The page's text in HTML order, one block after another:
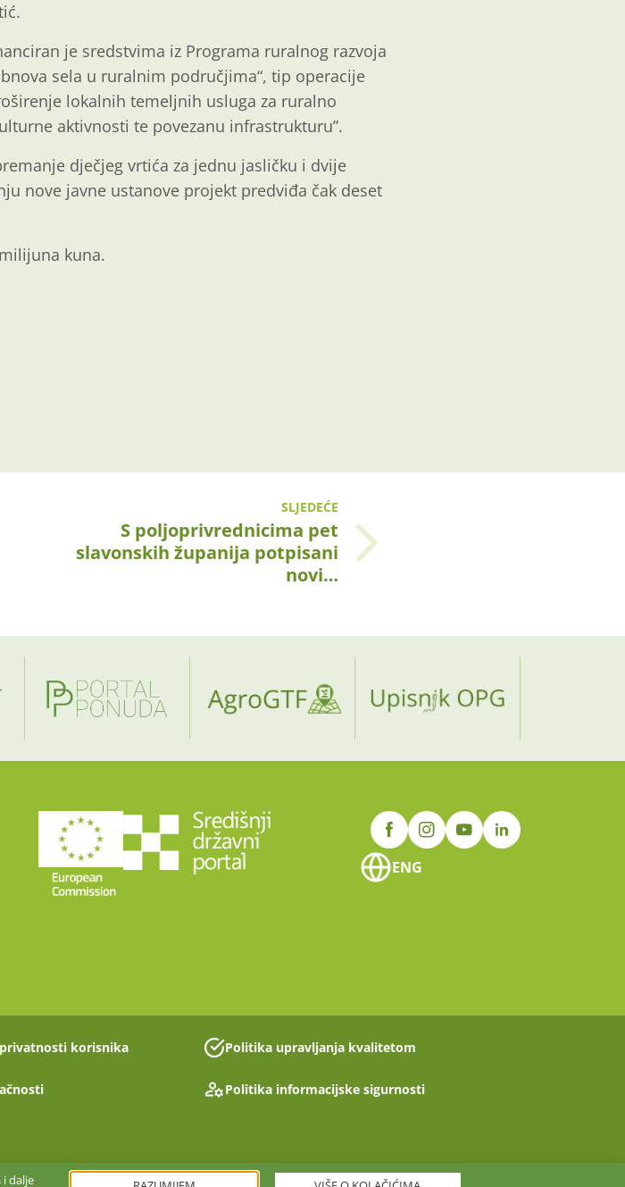
je sredstvima iz Programa ruralnog razvoja
sela u ruralnim područjima“, tip operacije
lokalnih temeljnih usluga za ruralno
aktivnosti te povezanu infrastrukturu”.
dječjeg vrtića za jednu jasličku i dvije
nove javne ustanove projekt predviđa čak deset
kuna.
SLJEDEĆE
S poljoprivrednicima pet
slavonskih županija potpisani
novi…
ENG
korisnika Politika upravljanja kvalitetom
Politika informacijske sigurnosti
dalje